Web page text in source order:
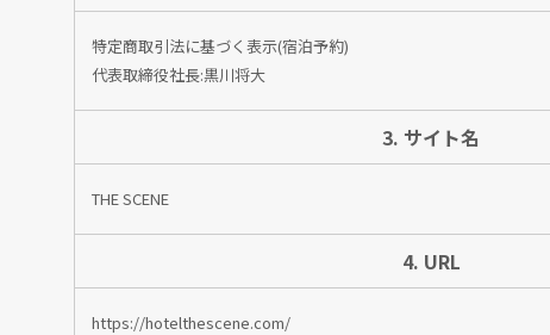
特定商取引法に基づく表示(宿泊予約)
代表取締役社長:黒川将大
3. サイト名
THE SCENE
4. URL
https://hotelthescene.com/